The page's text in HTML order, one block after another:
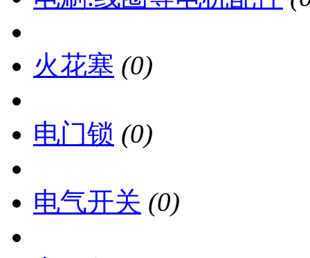
火花塞 (0)
电门锁 (0)
电气开关 (0)